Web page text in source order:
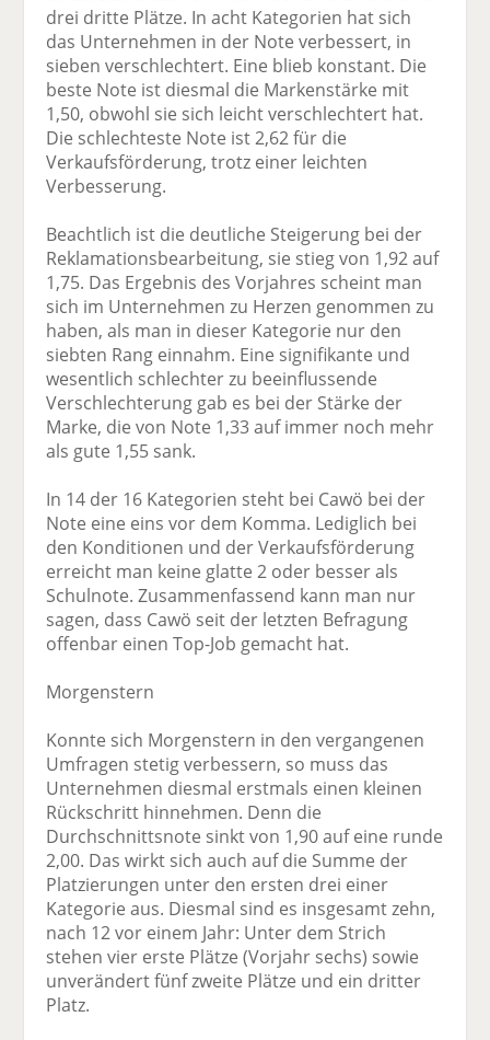
drei dritte Plätze. In acht Kategorien hat sich
das Unternehmen in der Note verbessert, in
sieben verschlechtert. Eine blieb konstant. Die
beste Note ist diesmal die Markenstärke mit
1,50, obwohl sie sich leicht verschlechtert hat.
Die schlechteste Note ist 2,62 für die
Verkaufsförderung, trotz einer leichten
Verbesserung.
Beachtlich ist die deutliche Steigerung bei der
Reklamationsbearbeitung, sie stieg von 1,92 auf
1,75. Das Ergebnis des Vorjahres scheint man
sich im Unternehmen zu Herzen genommen zu
haben, als man in dieser Kategorie nur den
siebten Rang einnahm. Eine signifikante und
wesentlich schlechter zu beeinflussende
Verschlechterung gab es bei der Stärke der
Marke, die von Note 1,33 auf immer noch mehr
als gute 1,55 sank.
In 14 der 16 Kategorien steht bei Cawö bei der
Note eine eins vor dem Komma. Lediglich bei
den Konditionen und der Verkaufsförderung
erreicht man keine glatte 2 oder besser als
Schulnote. Zusammenfassend kann man nur
sagen, dass Cawö seit der letzten Befragung
offenbar einen Top-Job gemacht hat.
Morgenstern
Konnte sich Morgenstern in den vergangenen
Umfragen stetig verbessern, so muss das
Unternehmen diesmal erstmals einen kleinen
Rückschritt hinnehmen. Denn die
Durchschnittsnote sinkt von 1,90 auf eine runde
2,00. Das wirkt sich auch auf die Summe der
Platzierungen unter den ersten drei einer
Kategorie aus. Diesmal sind es insgesamt zehn,
nach 12 vor einem Jahr: Unter dem Strich
stehen vier erste Plätze (Vorjahr sechs) sowie
unverändert fünf zweite Plätze und ein dritter
Platz.